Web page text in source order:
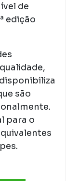
de
edição
são
para o